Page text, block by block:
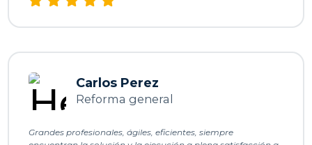
Carlos Perez
Reforma general
Grandes profesionales, ágiles, eficientes, siempre